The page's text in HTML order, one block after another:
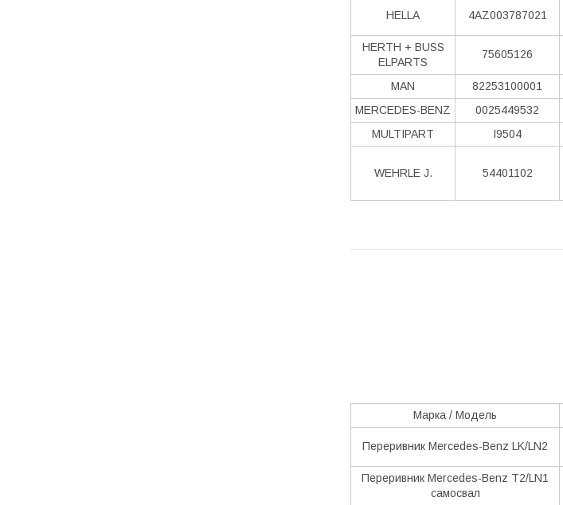
HELLA 4AZ003787021
HERTH + BUSS
ELPARTS
75605126
MAN 82253100001
MERCEDES-BENZ
0025449532
MULTIPART
I9504
WEHRLE J. 54401102
Марка / Модель
Переривник Mercedes-Benz LK/LN2
Переривник Mercedes-Benz T2/LN1
самосвал